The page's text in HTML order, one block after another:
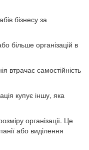
бізнесу за
більше організацій в
втрачає самостійність
купує іншу, яка
організації. Це
або виділення